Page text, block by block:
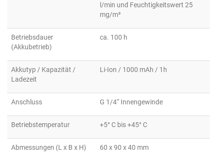
l/min und Feuchtigkeitswert 25
mg/m³
Betriebsdauer
(Akkubetrieb)
ca. 100 h
Akkutyp / Kapazität /
Ladezeit
Li-Ion / 1000 mAh / 1h
Anschluss G 1/4“ Innengewinde
Betriebstemperatur +5° C bis +45° C
Abmessungen (L x B x H) 60 x 90 x 40 mm